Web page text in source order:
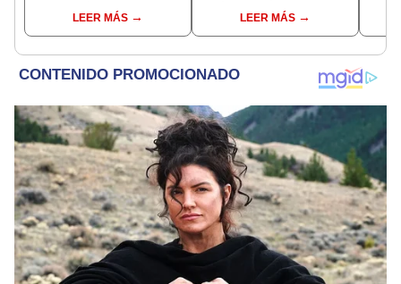
pymes serían los más
beneficiados
LEER MÁS
según IGPLEER MÁS